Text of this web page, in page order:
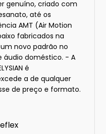
genuíno, criado com
até os
AMT (Air Motion
fabricados na
um novo padrão no
áudio doméstico. - A
é
a de qualquer
de preço e formato.